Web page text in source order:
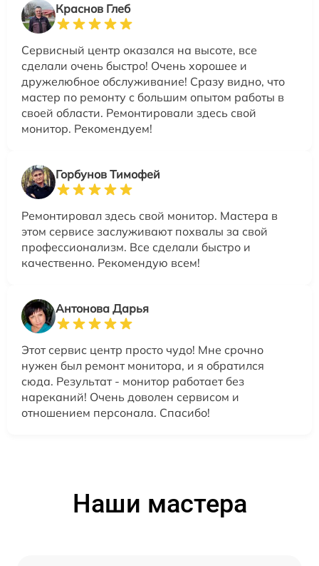
Краснов Глеб
Сервисный центр оказался на высоте, все
сделали очень быстро! Очень хорошее и
дружелюбное обслуживание! Сразу видно, что
мастер по ремонту с большим опытом работы в
своей области. Ремонтировали здесь свой
монитор. Рекомендуем!
Горбунов Тимофей
Ремонтировал здесь свой монитор. Мастера в
этом сервисе заслуживают похвалы за свой
профессионализм. Все сделали быстро и
качественно. Рекомендую всем!
Антонова Дарья
Этот сервис центр просто чудо! Мне срочно
нужен был ремонт монитора, и я обратился
сюда. Результат - монитор работает без
нареканий! Очень доволен сервисом и
отношением персонала. Спасибо!
Наши мастера